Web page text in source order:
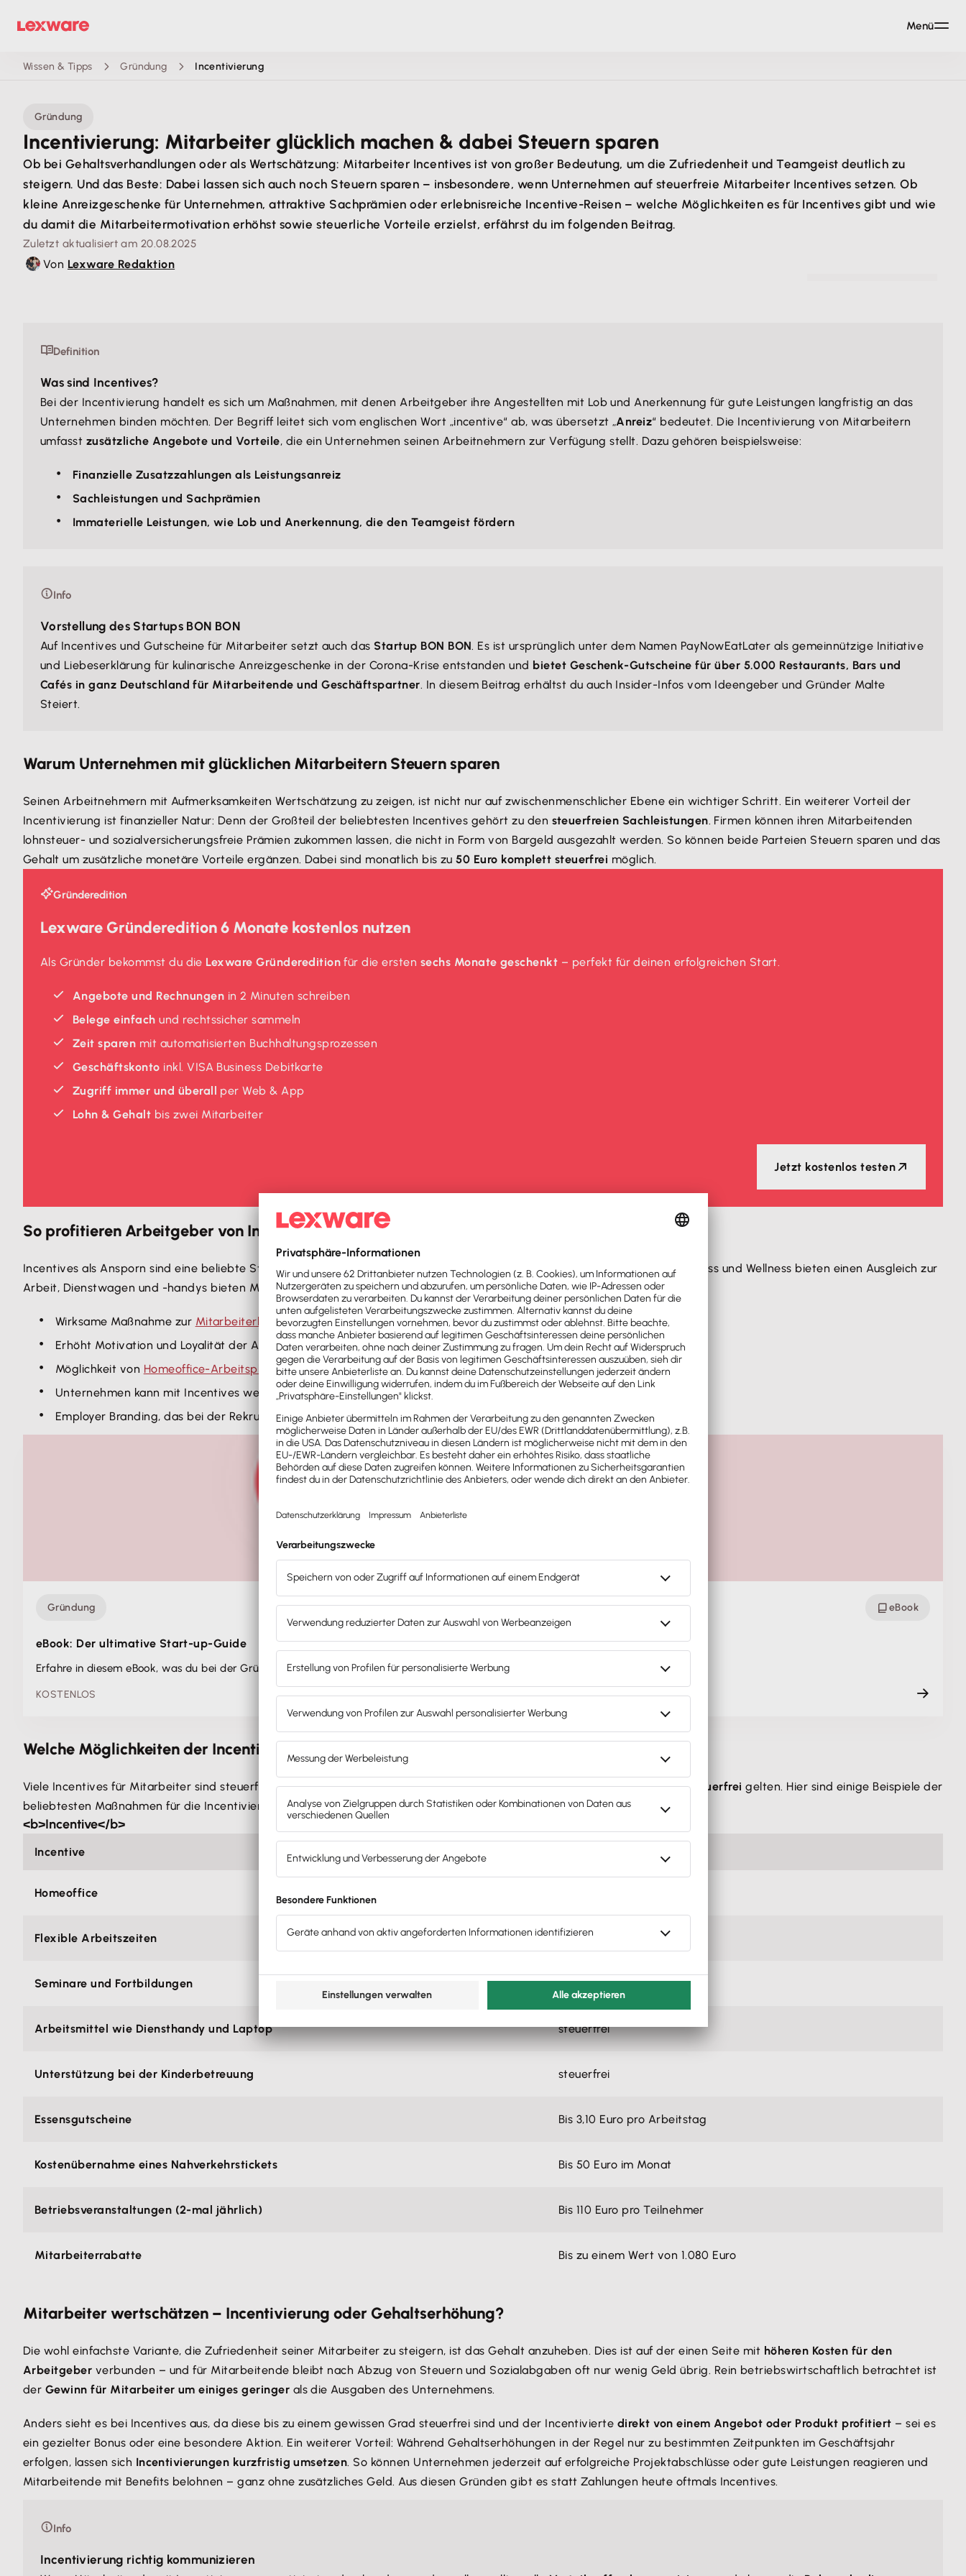
Wissen & Tipps Gründung Incentivierung
Gründung
Incentivierung: Mitarbeiter glücklich machen & dabei Steuern sparen
Ob bei Gehaltsverhandlungen oder als Wertschätzung: Mitarbeiter Incentives ist von großer Bedeutung, um die Zufriedenheit und Teamgeist deutlich zu
steigern. Und das Beste: Dabei lassen sich auch noch Steuern sparen – insbesondere, wenn Unternehmen auf steuerfreie Mitarbeiter Incentives setzen. Ob
kleine Anreizgeschenke für Unternehmen, attraktive Sachprämien oder erlebnisreiche Incentive-Reisen – welche Möglichkeiten es für Incentives gibt und wie
du damit die Mitarbeitermotivation erhöhst sowie steuerliche Vorteile erzielst, erfährst du im folgenden Beitrag.
Zuletzt aktualisiert am 20.08.2025
Von Lexware Redaktion
Definition
Was sind Incentives?
Bei der Incentivierung handelt es sich um Maßnahmen, mit denen Arbeitgeber ihre Angestellten mit Lob und Anerkennung für gute Leistungen langfristig an das
Unternehmen binden möchten. Der Begriff leitet sich vom englischen Wort „incentive“ ab, was übersetzt „Anreiz“ bedeutet. Die Incentivierung von Mitarbeitern
umfasst zusätzliche Angebote und Vorteile, die ein Unternehmen seinen Arbeitnehmern zur Verfügung stellt. Dazu gehören beispielsweise:
Finanzielle Zusatzzahlungen als Leistungsanreiz
Sachleistungen und Sachprämien
Immaterielle Leistungen, wie Lob und Anerkennung, die den Teamgeist fördern
Info
Vorstellung des Startups BON BON
Auf Incentives und Gutscheine für Mitarbeiter setzt auch dasStartup BON BON. Es ist ursprünglich unter dem Namen PayNowEatLater als gemeinnützige Initiative
und Liebeserklärung für kulinarische Anreizgeschenke in der Corona-Krise entstanden und bietet Geschenk-Gutscheine für über 5.000 Restaurants, Bars und
Cafés in ganz Deutschland für Mitarbeitende und Geschäftspartner. In diesem Beitrag erhältst du auch Insider-Infos vom Ideengeber und Gründer Malte
Steiert.
Warum Unternehmen mit glücklichen Mitarbeitern Steuern sparen
Seinen Arbeitnehmern mit Aufmerksamkeiten Wertschätzung zu zeigen, ist nicht nur auf zwischenmenschlicher Ebene ein wichtiger Schritt. Ein weiterer Vorteil der
Incentivierung ist finanzieller Natur: Denn der Großteil der beliebtesten Incentives gehört zu den steuerfreien Sachleistungen. Firmen können ihren Mitarbeitenden
lohnsteuer- und sozialversicherungsfreie Prämien zukommen lassen, die nicht in Form von Bargeld ausgezahlt werden. So können beide Parteien Steuern sparen und das
Gehalt um zusätzliche monetäre Vorteile ergänzen. Dabei sind monatlich bis zu50 Euro komplett steuerfrei möglich.
Gründeredition
Lexware Gründeredition 6 Monate kostenlos nutzen
Als Gründer bekommst du die Lexware Gründeredition für die ersten sechs Monate geschenkt – perfekt für deinen erfolgreichen Start.
Angebote und Rechnungen in 2 Minuten schreiben
Belege einfach und rechtssicher sammeln
Zeit sparen mit automatisierten Buchhaltungsprozessen
Geschäftskonto inkl. VISA Business Debitkarte
Zugriff immer und überall per Web & App
Lohn & Gehalt bis zwei Mitarbeiter
Jetzt kostenlos testen
So profitieren Arbeitgeber von Incentivierung
Incentives als Ansporn sind eine beliebte Strategie, um Mitarbeiter zufriedener zu machen. Finanzielle Unterstützung für Fitness und Wellness bieten einen Ausgleich zur
Arbeit, Dienstwagen und -handys bieten Mehrwert für Angestellte. Aber auchUnternehmer profitierenauf vielfältige Weise:
Wirksame Maßnahme zur Mitarbeiterbindung
Erhöht Motivation und Loyalität der Angestellten
Möglichkeit von Homeoffice-Arbeitsplätzenund Vertrauensarbeitszeit reduzieren Fehlzeiten
Unternehmen kann mit Incentives werben und sich damit von Konkurrenz abheben
Employer Branding, das bei der Rekrutierung von Fachkräften hilft
Gründung eBook
eBook: Der ultimative Start-up-Guide
Erfahre in diesem eBook, was du bei der Gründung eines Start-ups beachten musst und wie du Schritt für Schritt in den Unternehme…
KOSTENLOS
Welche Möglichkeiten der Incentivierung gibt es?
Viele Incentives für Mitarbeiter sind steuerfrei. Dennoch gibt es auch Prämien, die nurbis zu einer bestimmten Grenze als steuerfrei gelten. Hier sind einige Beispiele der
beliebtesten Maßnahmen für die Incentivierung.
<b>Incentive</b>
Incentive
Homeoffice
Flexible Arbeitszeiten steuerfrei
Seminare und Fortbildungen steuerfrei
Arbeitsmittel wie Diensthandy und Laptop steuerfrei
Unterstützung bei der Kinderbetreuung steuerfrei
Essensgutscheine Bis 3,10 Euro pro Arbeitstag
Kostenübernahme eines Nahverkehrstickets Bis 50 Euro im Monat
Betriebsveranstaltungen (2-mal jährlich) Bis 110 Euro pro Teilnehmer
Mitarbeiterrabatte Bis zu einem Wert von 1.080 Euro
Mitarbeiter wertschätzen – Incentivierung oder Gehaltserhöhung?
Die wohl einfachste Variante, die Zufriedenheit seiner Mitarbeiter zu steigern, ist das Gehalt anzuheben. Dies ist auf der einen Seite mit höheren Kosten für den
Arbeitgeber verbunden – und für Mitarbeitende bleibt nach Abzug von Steuern und Sozialabgaben oft nur wenig Geld übrig. Rein betriebswirtschaftlich betrachtet ist
der Gewinn für Mitarbeiter um einiges geringer als die Ausgaben des Unternehmens.
Anders sieht es bei Incentives aus, da diese bis zu einem gewissen Grad steuerfrei sind und der Incentivierte direkt von einem Angebot oder Produkt profitiert – sei es
ein gezielter Bonus oder eine besondere Aktion. Ein weiterer Vorteil: Während Gehaltserhöhungen in der Regel nur zu bestimmten Zeitpunkten im Geschäftsjahr
erfolgen, lassen sich Incentivierungen kurzfristig umsetzen. So können Unternehmen jederzeit auf erfolgreiche Projektabschlüsse oder gute Leistungen reagieren und
Mitarbeitende mit Benefits belohnen – ganz ohne zusätzliches Geld. Aus diesen Gründen gibt es statt Zahlungen heute oftmals Incentives.
Info
Incentivierung richtig kommunizieren
Menü